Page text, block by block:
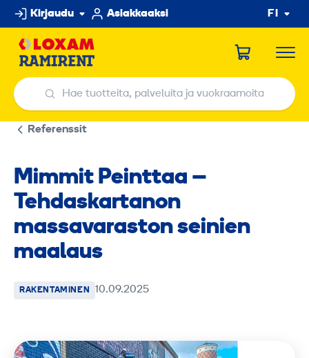
Hyppää
sisältöön
Kirjaudu Asiakkaaksi FI
Hae tuotteita, palveluita ja vuokraamoita
Hae tuotteita, palveluita ja vuokraamoita
Referenssit
Mimmit Peinttaa –
Tehdaskartanon
massavaraston seinien
maalaus
RAKENTAMINEN 10.09.2025